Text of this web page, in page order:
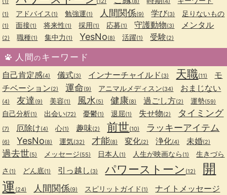
(1) アドバイス (1) 勉強運(1) 人間関係(9) 学び(3) 足りないもの
(1) 面接(1) 将来性(1) 採用(1) 応募(1) 守護動物(3) メンタル
(2) 職種(1) 集中力 (1) YesNo(8) 活躍(1) 受験(2)
人間のキーワード
自己肯定感(4) 儀式(3) インナーチャイルド (3) 天職(11)
モ
チベーション(2) 運命(9) アニマルメディスン(34) おまじない
(4) 友達 (9) 美容(1) 風水(5) 健康(8) 過ごし方(2) 運勢(59)
自己分析(1) 出会い(72) 憂鬱(1) 退屈(1) 失せ物(2) タイミング
(7) 厄除け(4) 心(1) 趣味(2) 前世(10) ラッキーアイテム
(6) YesNo(8) 運気(32) 才能(8) 変化(2) 浄化(4) 未婚(2)
過去世(5) メッセージ(55) 日本人 (1) 人生が映画なら (1)
生きづら
さ (1) どん底(1) 引っ越し (3) パワーストーン (12)
開
運 (24) 人間関係(9) スピリットガイド (1) ナイトメッセージ